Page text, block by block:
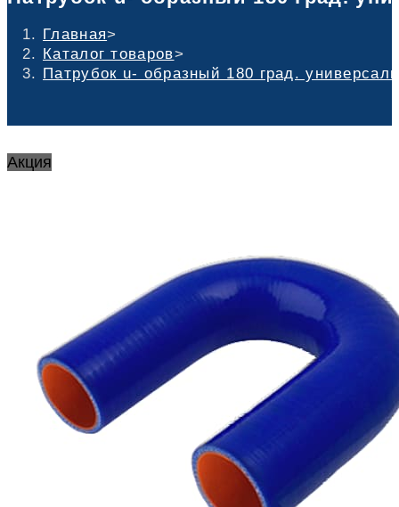
Главная>
Каталог товаров>
Патрубок u- образный 180 град.
Акция